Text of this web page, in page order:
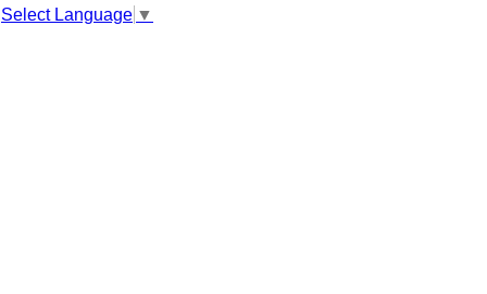
Select Language ▼